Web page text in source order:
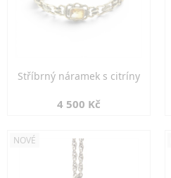
Stříbrný náramek s citríny
4 500 Kč
NOVÉ